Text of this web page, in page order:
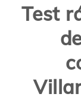
Test